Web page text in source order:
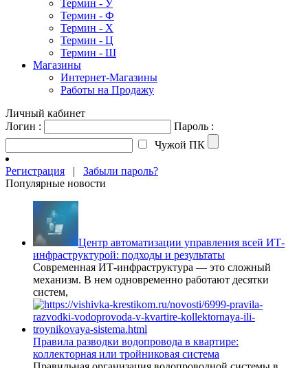
Термин - У
Термин - Ф
Термин - Х
Термин - Ц
Термин - Ш
Магазины
Интернет-Магазины
Работы на Продажу
Личный кабинет
Логин :
Пароль :
Чужой ПК
Регистрация | Забыли пароль?
Популярные новости
Центр автоматизации управления всей ИТ-
инфраструктурой: подходы и результаты
Современная ИТ-инфраструктура — это сложный
механизм. В нем одновременно работают десятки
систем,
Правила разводки водопровода в квартире:
коллекторная или тройниковая система